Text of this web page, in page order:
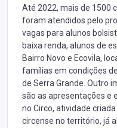
Até 2022, mais de 1500
foram atendidos pelo
vagas para alunos
baixa renda, alunos de
Bairro Novo e Ecovila,
famílias em condições
de Serra Grande. Outro
são as apresentações e
no Circo, atividade
circense no território, já